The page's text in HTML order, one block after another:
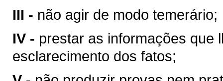
III - não agir de modo temerário;
IV - prestar as informações que
esclarecimento dos fatos;